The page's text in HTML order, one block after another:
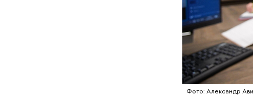
Фото: Александр
Ингредиенты:
— В дыне
С одной
помнить, что
арбузами,
подчеркнула